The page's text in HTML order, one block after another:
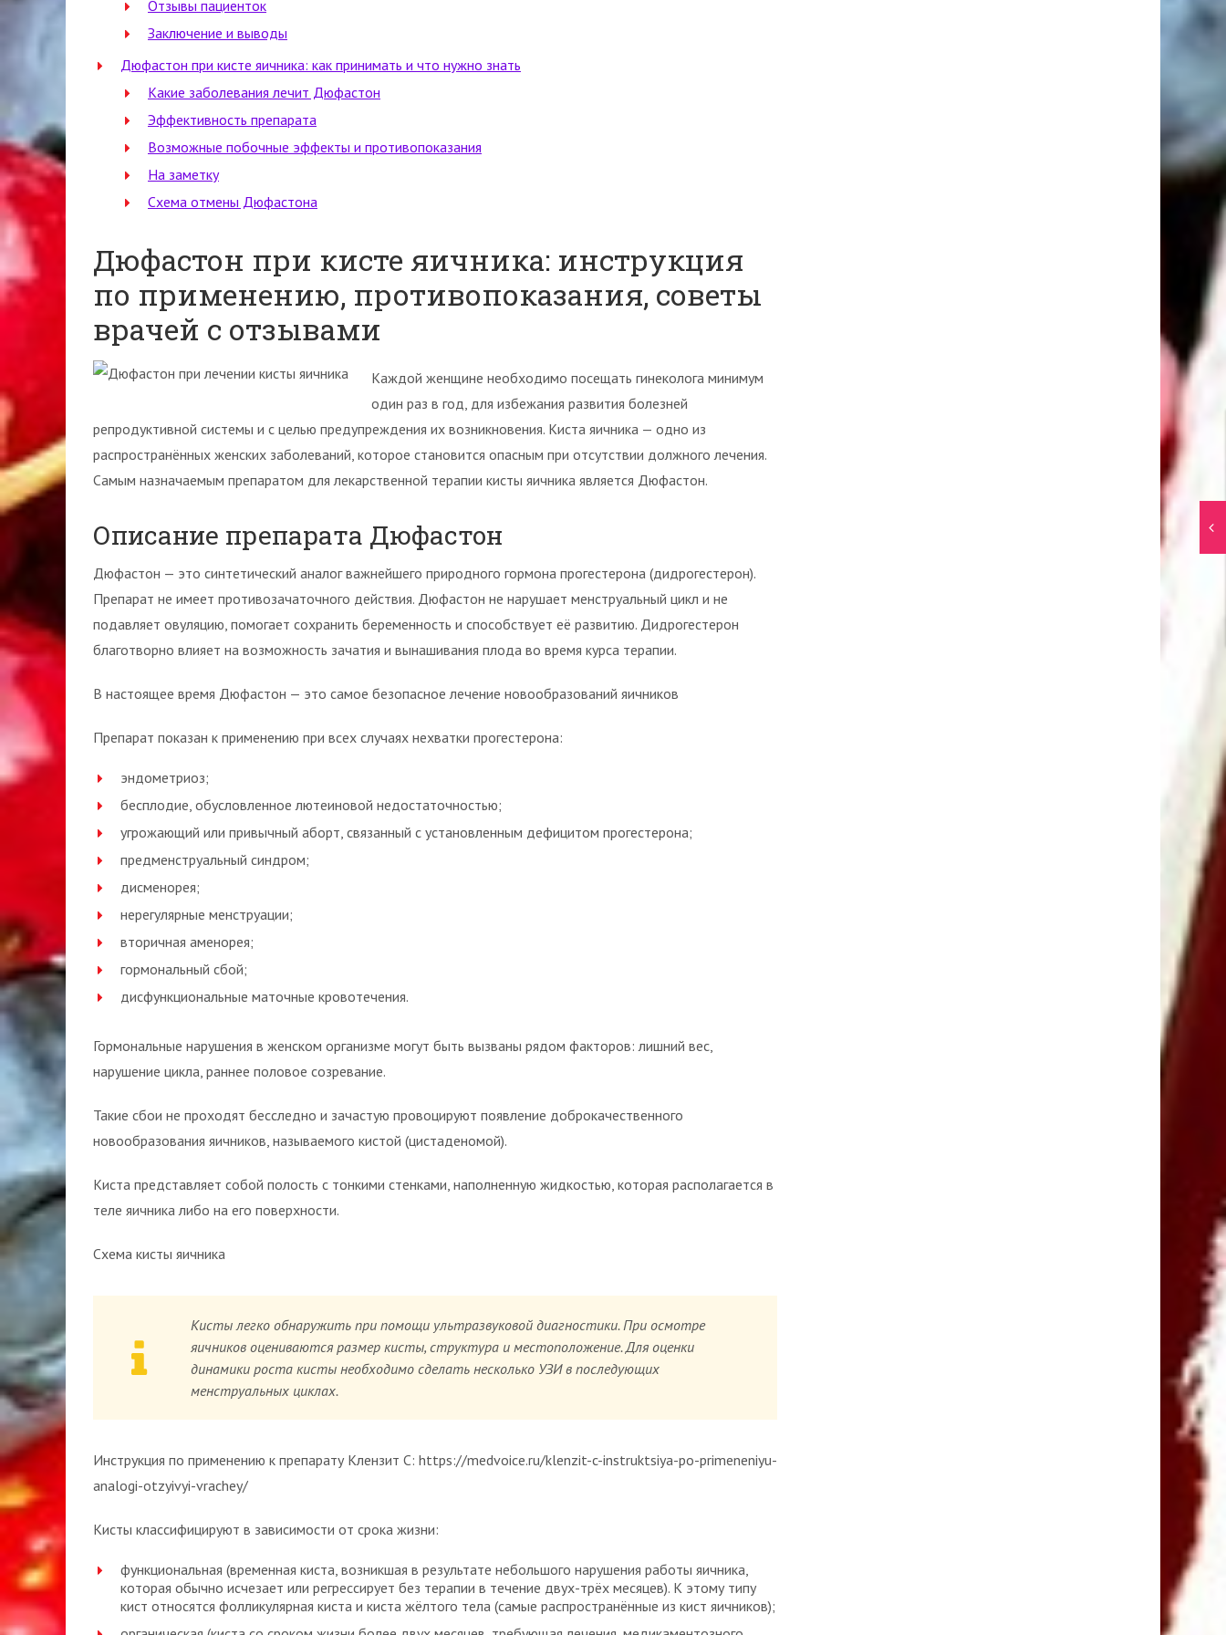
Отзывы пациенток
Заключение и выводы
Дюфастон при кисте яичника: как принимать и что нужно знать
Какие заболевания лечит Дюфастон
Эффективность препарата
Возможные побочные эффекты и противопоказания
На заметку
Схема отмены Дюфастона
Дюфастон при кисте яичника: инструкция
по применению, противопоказания, советы
врачей с отзывами
Каждой женщине необходимо посещать гинеколога минимум
один раз в год, для избежания развития болезней
репродуктивной системы и с целью предупреждения их возникновения. Киста яичника — одно из
распространённых женских заболеваний, которое становится опасным при отсутствии должного лечения.
Самым назначаемым препаратом для лекарственной терапии кисты яичника является Дюфастон.
Описание препарата Дюфастон
Дюфастон — это синтетический аналог важнейшего природного гормона прогестерона (дидрогестерон).
Препарат не имеет противозачаточного действия. Дюфастон не нарушает менструальный цикл и не
подавляет овуляцию, помогает сохранить беременность и способствует её развитию. Дидрогестерон
благотворно влияет на возможность зачатия и вынашивания плода во время курса терапии.
В настоящее время Дюфастон — это самое безопасное лечение новообразований яичников
Препарат показан к применению при всех случаях нехватки прогестерона:
эндометриоз;
бесплодие, обусловленное лютеиновой недостаточностью;
угрожающий или привычный аборт, связанный с установленным дефицитом прогестерона;
предменструальный синдром;
дисменорея;
нерегулярные менструации;
вторичная аменорея;
гормональный сбой;
дисфункциональные маточные кровотечения.
Гормональные нарушения в женском организме могут быть вызваны рядом факторов: лишний вес,
нарушение цикла, раннее половое созревание.
Такие сбои не проходят бесследно и зачастую провоцируют появление доброкачественного
новообразования яичников, называемого кистой (цистаденомой).
Киста представляет собой полость с тонкими стенками, наполненную жидкостью, которая располагается в
теле яичника либо на его поверхности.
Схема кисты яичника
Кисты легко обнаружить при помощи ультразвуковой диагностики. При осмотре
яичников оцениваются размер кисты, структура и местоположение. Для оценки
динамики роста кисты необходимо сделать несколько УЗИ в последующих
менструальных циклах.
Инструкция по применению к препарату Клензит C: https://medvoice.ru/klenzit-c-instruktsiya-po-primeneniyu-
analogi-otzyivyi-vrachey/
Кисты классифицируют в зависимости от срока жизни:
функциональная (временная киста, возникшая в результате небольшого нарушения работы яичника,
которая обычно исчезает или регрессирует без терапии в течение двух-трёх месяцев). К этому типу
кист относятся фолликулярная киста и киста жёлтого тела (самые распространённые из кист яичников);